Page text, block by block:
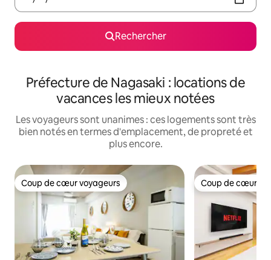
Rechercher
Préfecture de Nagasaki : locations de
vacances les mieux notées
Les voyageurs sont unanimes : ces logements sont très
bien notés en termes d'emplacement, de propreté et
plus encore.
Coup de cœur voyageurs
Coup de cœur voyageurs Coup de cœur
Coup de cœur